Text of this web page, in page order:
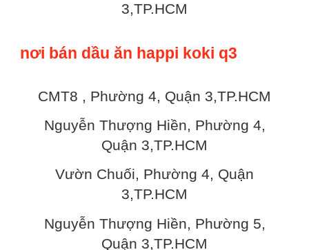
3,TP.HCM
nơi bán dầu ăn happi koki q3
CMT8 , Phường 4, Quận 3,TP.HCM
Nguyễn Thượng Hiền, Phường 4,
Quận 3,TP.HCM
Vườn Chuối, Phường 4, Quận
3,TP.HCM
Nguyễn Thượng Hiền, Phường 5,
Quận 3,TP.HCM